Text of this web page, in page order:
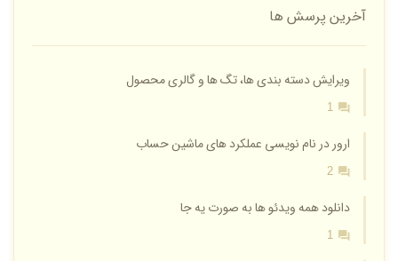
آخرین پرسش ها
ویرایش دسته بندی ها، تگ ها و گالری محصول
1
ارور در نام نویسی عملکرد های ماشین حساب
2
دانلود همه ویدئو ها به صورت یه جا
1